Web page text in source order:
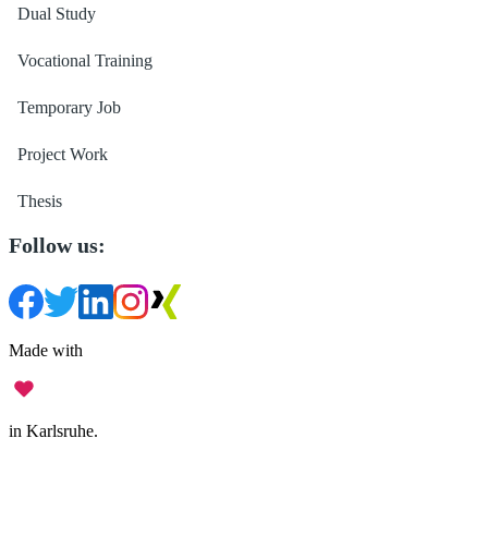
Dual Study
Vocational Training
Temporary Job
Project Work
Thesis
Follow us:
Made with
in Karlsruhe.